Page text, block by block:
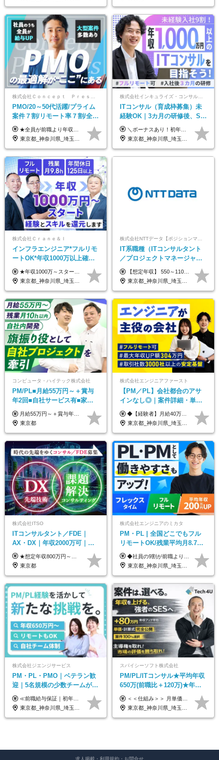
PMO/20～50代活躍/プライム
案件７割/リモート率７割/全員
前職より年収UP/有給取得率
100%
★全員が前職より年収UPを実現！ ★前職給与より120％アップ実績あり ★前職給与を最大限に考慮 ★入社4年目で年収800万円の社員も在籍！ 年俸420万円～960万円（1/12を毎月支給）＋インセンティブ＋各種手当 ※経験・スキルを考慮の上、決定します ※試用期間6ヶ月あり（期間中の給与、待遇に差異はありません） ※上記金額には固定残業代(月20時間／月5.6万円)を含みます ※超過分は別途全額支給します
東京都_神奈川県_埼玉県_千葉県
ITコンサル（育成枠募集）未
経験OK｜3カ月の研修後、SE
からコンサルへステップアッ
プ｜リモート8割以上
＼ボーナスあり！初年度から年収300万円以上／ ■月給24万2,200円～35万円＋賞与＋各種手当 ※経験・年齢・能力等を考慮し決定いたします。 ※試用期間中（3カ月）は契約社員で、月給21万円＋諸手当になります。 （試用期間中は残業が発生しません。その他の待遇に変更はありません。） ＼自分の市場価値が上がる／ 定量評価×定性評価の明確な基準での評価制度を設けており、自分の目標達成度合いや仕事に対しての姿勢が給与にも反映されるようになっています。そのため、平均昇給額は40万円以上！100万円以上昇給する人もいます！ 【固定残業代について】 固定残業30時間分（46,000円～69,375円）を含む ※超過分は別途全額支給
東京都_神奈川県_埼玉県_千葉県_大阪府_愛知県_北海道_青森県_岩手県_宮城県_秋田県_山形県_福島県_茨城県_栃木県_群馬県_新潟県_山梨県_長野県_富山県_石川県_福井県_静岡県_岐阜県_三重県_兵庫県_京都府_滋賀県_奈良県_和歌山県_広島県_岡山県_鳥取県_島根県_山口県_徳島県_香川県_愛媛県_高知県_福岡県_熊本県_佐賀県_長崎県_大分県_宮崎県_鹿児島県_沖縄県
株式会社Ｃｒａｎｅ＆Ｉ
インフラエンジニア*フルリモ
ートOK*年収1000万以上確約*
前職給与保障*残業月9.8h*40
代50代活躍
★年収1000万～スタート！ 年俸1,000万円～1,162万8,000円（12分割） ※経験・スキルを考慮の上決定します ※上記金額には固定残業代（月30h分・158,400円～184,000円）を含みます ※超過分は別途全額支給します ※試用期間2ヶ月間あり（その他待遇に差異はありません）
東京都_神奈川県_埼玉県_千葉県_大阪府_愛知県_北海道_青森県_岩手県_宮城県_秋田県_山形県_福島県_茨城県_栃木県_群馬県_新潟県_山梨県_長野県_富山県_石川県_福井県_静岡県_岐阜県_三重県_兵庫県_京都府_滋賀県_奈良県_和歌山県_広島県_岡山県_鳥取県_島根県_山口県_徳島県_香川県_愛媛県_高知県_福岡県_熊本県_佐賀県_長崎県_大分県_宮崎県_鹿児島県_沖縄県
IT系職種（ITコンサルタント
／プロジェクトマネージャー
／ITアーキテクト）
【想定年収】 550～1100万 【想定役職】 課長代理 主任 一般 ※これまでの経験・年齢などを考慮し、当社給与規則に基づき決定します。 ※残業手当 一般社員（定型勤務・フレックスタイム制）の場合：時間外労働連動支給 一般社員（専門業務型裁量労働制）・管理職の場合：なし 裁量労働の場合について裁量労働手当がございますが、超過分の時間外手当の支給はありません。 （固定残業手当ではないため） ※裁量労働手当 一般社員（専門業務型裁量労働制）の場合：別途、裁量労働手当の支給がございます。
東京都_神奈川県_埼玉県_千葉県_大阪府_愛知県_北海道_青森県_岩手県_宮城県_秋田県_山形県_福島県_茨城県_栃木県_群馬県_新潟県_山梨県_長野県_富山県_石川県_福井県_静岡県_岐阜県_三重県_兵庫県_京都府_滋賀県_奈良県_和歌山県_広島県_岡山県_鳥取県_島根県_山口県_徳島県_香川県_愛媛県_高知県_福岡県_熊本県_佐賀県_長崎県_大分県_宮崎県_鹿児島県_沖縄県
コンピュータ・ハイテック株式会社
PM/PL■月給55万円～＋賞与
年2回■自社サービス有■家族
手当有■残業月10h
月給55万円～＋賞与年2回＋決算賞与＋残業代全額支給＋各手当 ※月給の金額は経験やスキルを考慮して、決定します ※残業代は別途全額支給します ※試用期間6ヶ月（期間中の給与・待遇に差異はありません） ★7期連続決算賞与支給中！
東京都
株式会社エンジニアファースト
【PM／PL】会社都合のアサ
インなし◎｜案件詳細・単
価・給与テーブル全公開！働
き方も年収も自分で選べる！
◆【経験者】月給40万円～120万円(固定残業代含む)+各種手当 ※月30時間（76,000円～）の固定残業代を含みます。 ※上記を超える時間外労働分は追加で支給。 ※6ヶ月の試用期間あり（条件に変動なし） ・年収平均176万円アップ ・前職給与を保証 ◆単価連動性×還元率84％～100％で収入の大幅UPが可能 ・案件単価が月50万円の場合：年収417万円 ・案件単価が月70万円の場合：年収584万円 ・案件単価が月100万円の場合：年収834万円
東京都_神奈川県_埼玉県_千葉県_大阪府_愛知県_北海道_青森県_岩手県_宮城県_秋田県_山形県_福島県_茨城県_栃木県_群馬県_新潟県_山梨県_長野県_富山県_石川県_福井県_静岡県_岐阜県_三重県_兵庫県_京都府_滋賀県_奈良県_和歌山県_広島県_岡山県_鳥取県_島根県_山口県_徳島県_香川県_愛媛県_高知県_福岡県_熊本県_佐賀県_長崎県_大分県_宮崎県_鹿児島県_沖縄県
株式会社ITSO
ITコンサルタント／FDE｜
AX・DX｜年収2000万可｜取
引先の9割が大手企業｜残業月
10h｜リモート案件有
★想定年収800万円～最大2000万円可 ★前職給与を考慮 ★ストックオプション付与あり（IPO間近） ★昇給制度あり ┗入社6カ月後に3％以上の昇給があります。その後、業績に合わせて適宜、昇給します。 月給66万円～166.6万円 ※経験、スキルにあわせて相談のうえ決定します。 ※残業手当は残業時間に応じて別途全額支給 ※試用期間6ヶ月（期間中、給与・待遇に差異はありません）
東京都
株式会社エンジニアのミカタ
PM・PL | 全国どこでもフル
リモートOK/残業平均月8.7h/9
割が前職より給与アップ/フレ
ックスタイム制
◆社員の9割が前職より給与アップ！ 月給450,000円～531,500円+賞与＋インセンティブ ※経験・スキルを考慮の上、優遇いたします ※残業代につきましては、面接時にご説明させていただきます ※試用期間6ヶ月（給与・待遇に差異はございません）
東京都_神奈川県_埼玉県_千葉県_大阪府_愛知県_北海道_青森県_岩手県_宮城県_秋田県_山形県_福島県_茨城県_栃木県_群馬県_新潟県_山梨県_長野県_富山県_石川県_福井県_静岡県_岐阜県_三重県_兵庫県_京都府_滋賀県_奈良県_和歌山県_広島県_岡山県_鳥取県_島根県_山口県_徳島県_香川県_愛媛県_高知県_福岡県_熊本県_佐賀県_長崎県_大分県_宮崎県_鹿児島県_沖縄県
株式会社ジエンジサービス
PM・PL・PMO｜ベテラン歓
迎｜5名規模の少数チームが中
心｜フルリモートOK｜直請け
7割｜年収600万円〜
≪前職給与保証｜初年度想定年収600万円～≫ 月給45万円以上＋決算賞与＋交通費 ※スキル・経験を考慮の上、優遇します ※上記月給には固定残業代月20時間分(5万1000円以上)を含みます。超過した場合は、その分追加支給します ※試用期間3～6ヵ月は固定残業代なし(雇用形態やその他待遇・福利厚生は同じです) =========== ▼実力と成長にこだわった評価制度▼ 年2回の評価で昇給・昇格が決まります。 評価は、就業先のお客様からの評価をベースに、目標達成状況やプロジェクトでの役割・貢献度などを総合的に判断して決定します。 日々の働きぶりを実際に見ているお客様の声を反映することで、より公平で納得感のある評価を実現しています。 また、評価後は面談を通じてフィードバックを行い、今後の成長やキャリアについて一緒に考えていきます。 ▼成長につながる目標設定▼ 半期ごとに、具体的な行動ベースの目標を設定し、その達成度や取り組みのプロセスを評価に反映します。 目標は、お客様からのフィードバックや現場での課題をもとに設定するため、「今何を伸ばすべきか」が明確になります。 また、上司との面談を通じて振り返りと次の目標設定を行い、継続的なスキルアップと市場価値の向上を支援しています。
東京都_神奈川県_埼玉県_千葉県_大阪府_愛知県_北海道_青森県_岩手県_宮城県_秋田県_山形県_福島県_茨城県_栃木県_群馬県_新潟県_山梨県_長野県_富山県_石川県_福井県_静岡県_岐阜県_三重県_兵庫県_京都府_滋賀県_奈良県_和歌山県_広島県_岡山県_鳥取県_島根県_山口県_徳島県_香川県_愛媛県_高知県_福岡県_熊本県_佐賀県_長崎県_大分県_宮崎県_鹿児島県_沖縄県
スパイシーソフト株式会社
PM/PL/ITコンサル★平均年収
650万(前職比＋120万)★年間
休日132日★残業月平均7.4h★
リモあり
＜＜仕組み＞＞ 月単価に応じて会社HPで公開しているテーブルにもとづき毎月決定されます！ https://www.tech4u.dev/payroll ＜＜実績＞＞ PM/PL・ITコンサル職の平均年収実績：650万円 前職比平均：＋120万円 ＜＜PM/PL・ITコンサル案件＞＞ ・PMO／進捗・課題管理：600〜800万円 ・要件定義／業務改善支援：650〜850万円 ・開発PM／PL：750〜1000万円 ・インフラPM／PL：750〜1000万円 ・ITコンサル／導入支援：800〜1000万円 ＜＜リーダークラス＞＞ 還元率：85〜90％ ・月単価100万円 → 年収約960万円 ・月単価120万円 → 年収約1150万円 ・月単価140万円 → 年収約1300万円 ※単価・還元率はすべて公開 ※待機時も給与保証 ※還元率は他社にあわせ社保の会社負担分も含めています 月給25万円～67万円＋賞与年2回 ※上記には、30時間分（4万5千円～12万1千円）の固定残業代が含まれています。超過分は別途支給します。 ※試用期間中も給与、福利厚生に差異なし 【固定残業代について】 固定残業30時間分（45,000円～121,000円）を含む ※超過分は別途全額支給
東京都_神奈川県_埼玉県_千葉県_大阪府_愛知県_兵庫県_京都府_福岡県
求人掲載・利用規約・お問合せ